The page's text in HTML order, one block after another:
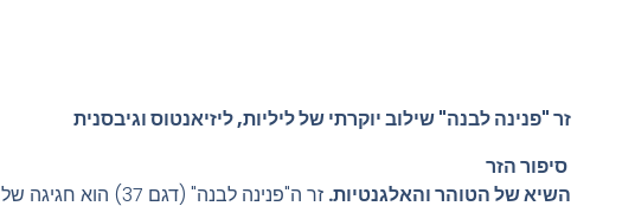
זר "פנינה לבנה" שילוב יוקרתי של ליליות, ליזיאנטוס וגיבסנית
סיפור הזר
השיא של הטוהר והאלגנטיות.
זר ה"פנינה לבנה" (דגם 37) הוא חגיגה של